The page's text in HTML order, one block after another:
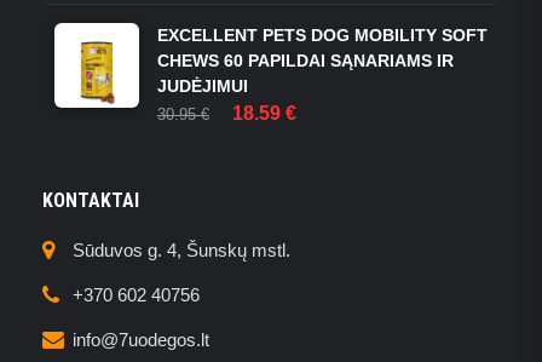
16.00 €.
14.00 €.
EXCELLENT PETS DOG MOBILITY SOFT
CHEWS 60 PAPILDAI SĄNARIAMS IR
JUDĖJIMUI
30.95€
ORIGINAL
18.59 €
KONTAKTAI
Sūduvos g. 4, Šunskų mstl.
+370 602 40756
info@7uodegos.lt